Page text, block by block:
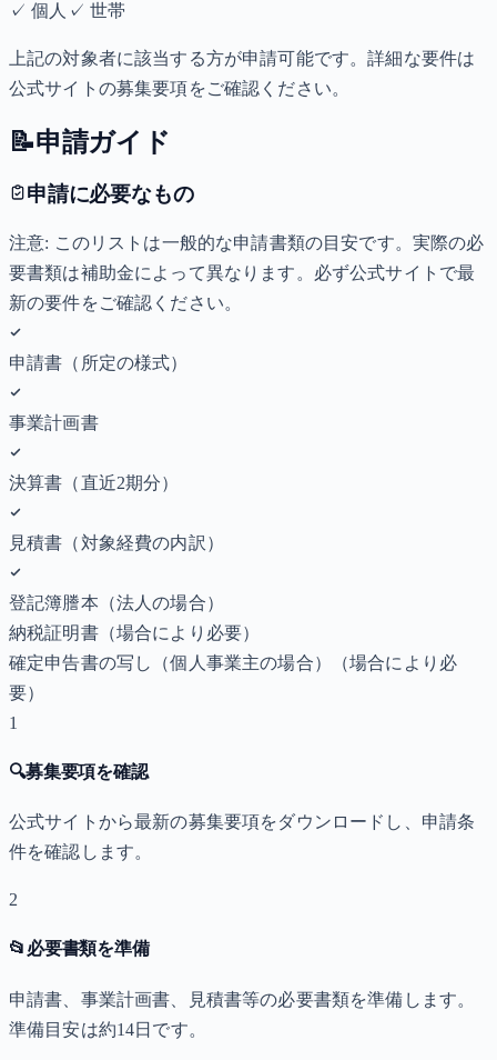
✓個人 ✓ 世帯
上記の対象者に該当する方が申請可能です。詳細な要件は
公式サイトの募集要項をご確認ください。
📝申請ガイド
申請に必要なもの
注意: このリストは一般的な申請書類の目安です。実際の必
要書類は補助金によって異なります。必ず公式サイトで最
新の要件をご確認ください。
申請書（所定の様式）
事業計画書
決算書（直近2期分）
見積書（対象経費の内訳）
登記簿謄本（法人の場合）
納税証明書（場合により必要）
確定申告書の写し（個人事業主の場合）
（場合により必
要）
1
🔍募集要項を確認
公式サイトから最新の募集要項をダウンロードし、申請条
件を確認します。
2
📂 必要書類を準備
申請書、事業計画書、見積書等の必要書類を準備します。
準備目安は約14日です。